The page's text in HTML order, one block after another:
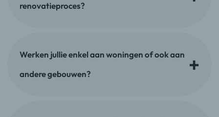
renovatieproces?
Werken jullie enkel aan woningen of ook aan
andere gebouwen?